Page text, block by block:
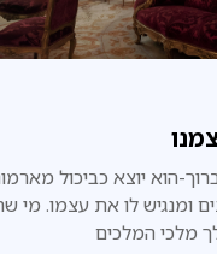
הוא יוצא כביכול
ומנגיש לו את עצמו. מי
מלכי המלכים